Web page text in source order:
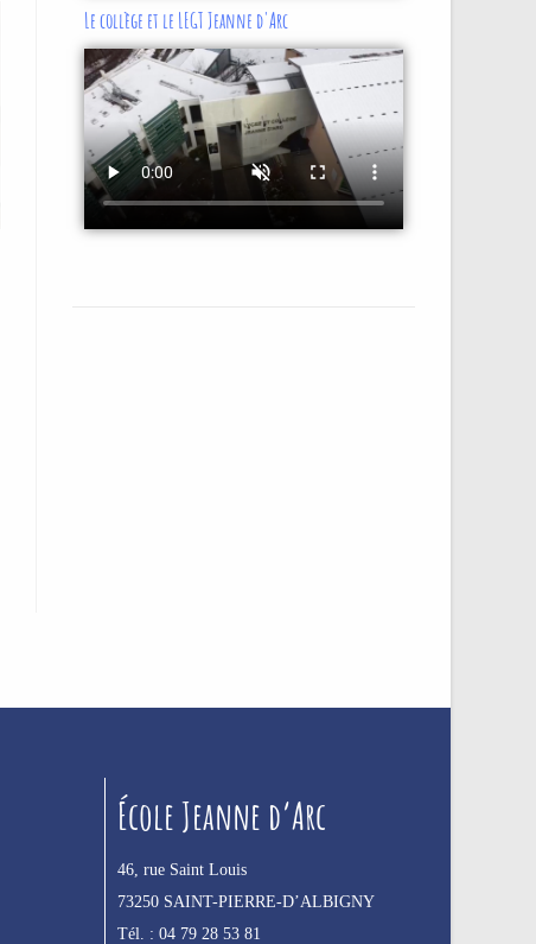
Le collège et le LEGT Jeanne d'Arc
École Jeanne d’Arc
46, rue Saint Louis
73250 SAINT-PIERRE-D’ALBIGNY
Tél. : 04 79 28 53 81